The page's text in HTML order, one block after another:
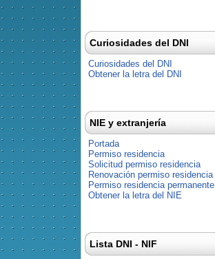
Curiosidades del DNI
Curiosidades del DNI
Obtener la letra del DNI
NIE y extranjería
Portada
Permiso residencia
Solicitud permiso residencia
Renovación permiso residencia
Permiso residencia permanente
Obtener la letra del NIE
Lista DNI - NIF